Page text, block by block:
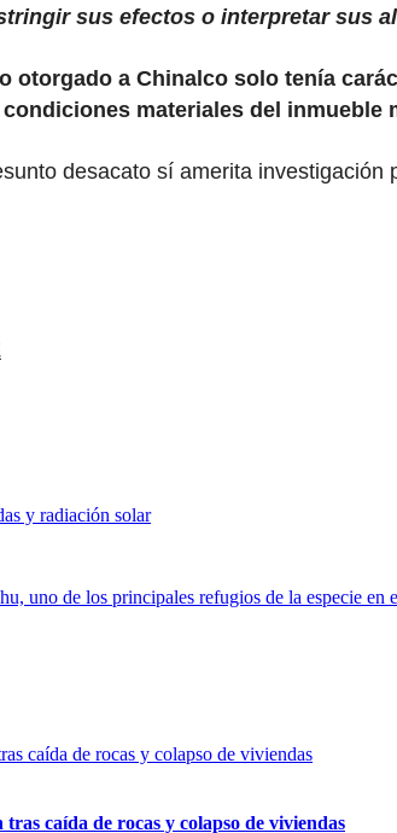
sus efectos o interpretar sus
otorgado a Chinalco solo tenía
materiales del inmueble
desacato sí amerita
y radiación solar
uno de los principales refugios de la especie en
caída de rocas y colapso de viviendas